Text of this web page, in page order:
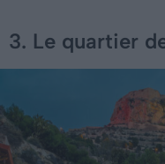
3. Le quartier